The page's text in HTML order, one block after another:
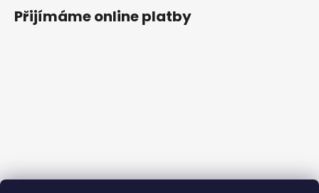
Přijímáme online platby